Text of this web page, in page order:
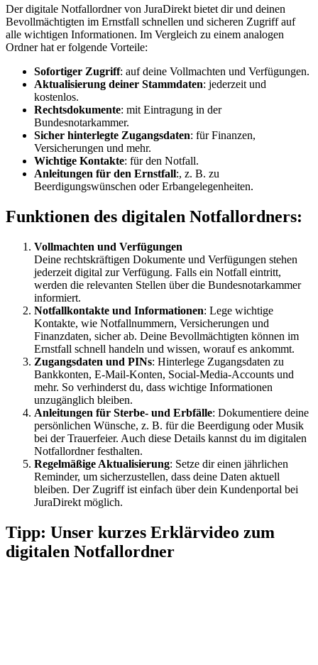
Der digitale Notfallordner von JuraDirekt bietet dir und deinen
Bevollmächtigten im Ernstfall schnellen und sicheren Zugriff auf
alle wichtigen Informationen. Im Vergleich zu einem analogen
Ordner hat er folgende Vorteile:
Sofortiger Zugriff: auf deine Vollmachten und Verfügungen.
Aktualisierung deiner Stammdaten: jederzeit und
kostenlos.
Rechtsdokumente: mit Eintragung in der
Bundesnotarkammer.
Sicher hinterlegte Zugangsdaten: für Finanzen,
Versicherungen und mehr.
Wichtige Kontakte: für den Notfall.
Anleitungen für den Ernstfall:, z. B. zu
Beerdigungswünschen oder Erbangelegenheiten.
Funktionen des digitalen Notfallordners:
Vollmachten und Verfügungen
Deine rechtskräftigen Dokumente und Verfügungen stehen
jederzeit digital zur Verfügung. Falls ein Notfall eintritt,
werden die relevanten Stellen über die Bundesnotarkammer
informiert.
Notfallkontakte und Informationen: Lege wichtige
Kontakte, wie Notfallnummern, Versicherungen und
Finanzdaten, sicher ab. Deine Bevollmächtigten können im
Ernstfall schnell handeln und wissen, worauf es ankommt.
Zugangsdaten und PINs: Hinterlege Zugangsdaten zu
Bankkonten, E-Mail-Konten, Social-Media-Accounts und
mehr. So verhinderst du, dass wichtige Informationen
unzugänglich bleiben.
Anleitungen für Sterbe- und Erbfälle: Dokumentiere deine
persönlichen Wünsche, z. B. für die Beerdigung oder Musik
bei der Trauerfeier. Auch diese Details kannst du im digitalen
Notfallordner festhalten.
Regelmäßige Aktualisierung: Setze dir einen jährlichen
Reminder, um sicherzustellen, dass deine Daten aktuell
bleiben. Der Zugriff ist einfach über dein Kundenportal bei
JuraDirekt möglich.
Tipp: Unser kurzes Erklärvideo zum
digitalen Notfallordner